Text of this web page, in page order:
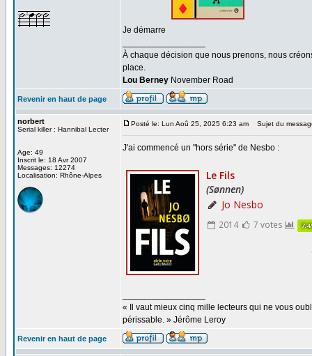
Je démarre
À chaque décision que nous prenons, nous
place.
Lou Berney November Road
Revenir en haut de page
norbert
Serial killer : Hannibal Lecter
Age: 49
Inscrit le: 18 Avr 2007
Messages: 12274
Localisation: Rhône-Alpes
Posté le: Lun Aoû 25, 2025 6:23 am Sujet du
J'ai commencé un "hors série" de Nesbo :
« Il vaut mieux cinq mille lecteurs qui ne vous
périssable. » Jérôme Leroy
Revenir en haut de page